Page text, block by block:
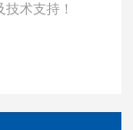
术支持！